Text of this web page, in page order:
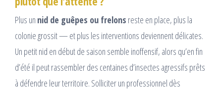
Plus un nid de guêpes ou frelons reste en place, plus la
colonie grossit — et plus les interventions deviennent délicates.
Un petit nid en début de saison semble inoffensif, alors qu’en fin
d’été il peut rassembler des centaines d’insectes agressifs prêts
à défendre leur territoire. Solliciter un professionnel dès